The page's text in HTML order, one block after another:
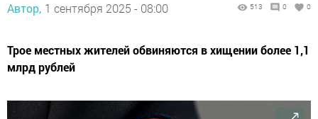
Автор, 1 сентября 2025 - 08:00 513 0 0
Трое местных жителей обвиняются в хищении более 1,1
млрд рублей